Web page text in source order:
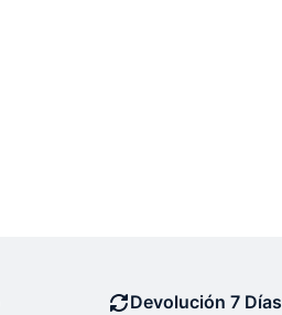
Devolución 7 Días